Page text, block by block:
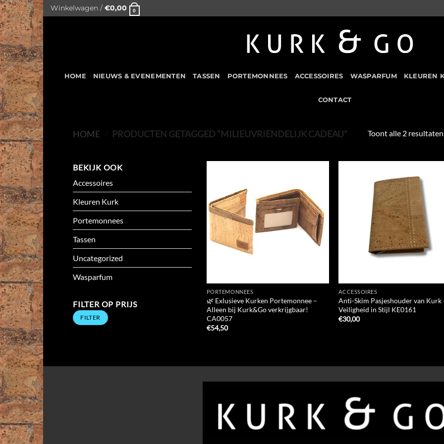
Skip
to
content
Winkelwagen / €0,00 0
HOME NIEUWS & EVENEMENTEN TASSEN PORTEMONNEES ACCESSOIRES WASPARFUM KLEUREN
CONTACT
HOME PRODUCTEN GETAGGED “MILIEUVRIENDELIJK CADEAU” Toont alle 2 resultaten
BEKIJK OOK
Accessoires
Kleuren Kurk
Portemonnees
Tassen
Uncategorized
Wasparfum
FILTER OP PRIJS
Min.
prijs
Max.
prijsFILTER
Wishlist
PORTEMONNEES
🌿 Exlusieve Kurken Portemonnee –
Alleen bij Kurk&Go verkrijgbaar!
CA0057
€54,50
ACCESSOIRES
Anti-Skim Pasjeshouder van Kurk
Veiligheid in Stijl KE0161
€30,00